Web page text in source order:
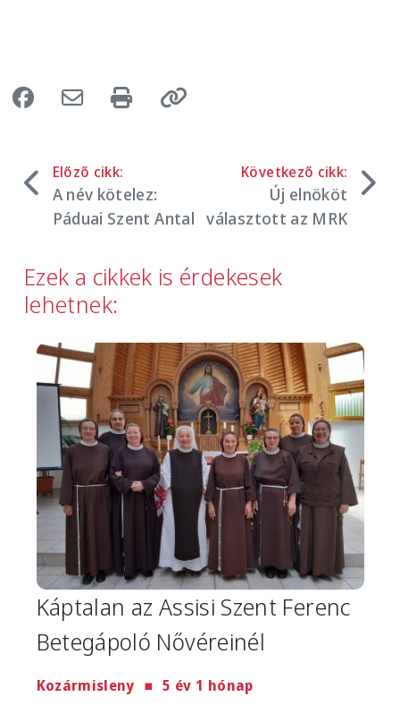
Előző cikk:
A név kötelez:
Páduai Szent Antal
Következő cikk:
Új elnököt
választott az MRK
Ezek a cikkek is érdekesek
lehetnek:
Image
Káptalan az Assisi Szent Ferenc
Betegápoló Nővéreinél
Kozármisleny 5 év 1 hónap